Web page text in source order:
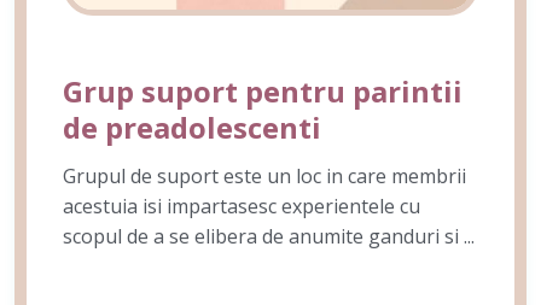
Grup suport pentru parintii
de preadolescenti
Grupul de suport este un loc in care membrii
acestuia isi impartasesc experientele cu
scopul de a se elibera de anumite ganduri si ...